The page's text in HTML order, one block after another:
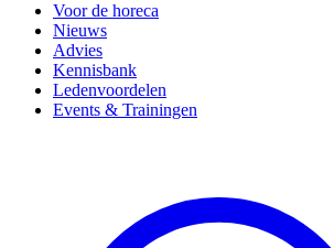
Voor de horeca
Nieuws
Advies
Kennisbank
Ledenvoordelen
Events & Trainingen